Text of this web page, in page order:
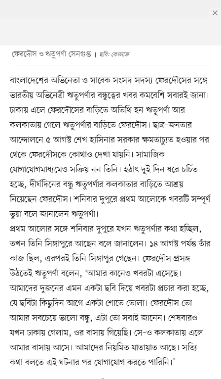
ফেরদৌস ও ঋতুপর্ণা সেনগুপ্ত ছবি: কোলাজ
বাংলাদেশের অভিনেতা ও সাবেক সংসদ সদস্য ফেরদৌসের সঙ্গে
ভারতীয় অভিনেত্রী ঋতুপর্ণার বন্ধুত্বের খবর কমবেশি সবারই জানা।
ঢাকায় এলে ফেরদৌসের বাড়িতে অতিথি হন ঋতুপর্ণা আর
কলকাতায় গেলে ঋতুপর্ণার বাড়িতে ফেরদৌস। ছাত্র–জনতার
আন্দোলনে ৫ আগস্ট শেখ হাসিনার সরকার ক্ষমতাচ্যুত হওয়ার পর
থেকে ফেরদৌসকে কোথাও দেখা যায়নি। সামাজিক
যোগাযোগমাধ্যমেও সক্রিয় নন তিনি। হঠাৎ দুই দিন ধরে চর্চিত
হচ্ছে, দীর্ঘদিনের বন্ধু ঋতুপর্ণার কলকাতার বাড়িতে আশ্রয়
নিয়েছেন ফেরদৌস। শনিবার দুপুরে প্রথম আলোকে খবরটি সম্পূর্ণ
ভুয়া বলে জানালেন ঋতুপর্ণা।
প্রথম আলোর সঙ্গে শনিবার দুপুরে যখন ঋতুপর্ণার কথা হচ্ছিল,
তখন তিনি সিঙ্গাপুরে আছেন বলে জানালেন। ১৪ আগস্ট পর্যন্ত তাঁর
কাজ ছিল, এরপরই তিনি সিঙ্গাপুর গেছেন। ফেরদৌস প্রসঙ্গ
উঠতেই ঋতুপর্ণা বলেন, ‘আমার কানেও খবরটা এসেছে।
আমাদের দুজনের এমন একটা ছবি দিয়ে খবরটা প্রচার করা হচ্ছে,
যে ছবিটা কিছুদিন আগে একটা শোতে তোলা। ফেরদৌস তো
আমার সবচেয়ে ভালো বন্ধু, এটা তো সবাই জানেন। শেষবারও
যখন ঢাকায় গেলাম, ওর বাসায় গিয়েছি। সে–ও কলকাতায় এলে
আমার বাসায় আসে। আমাদের নিয়মিত যাতায়াত আছে। সত্যি
কথা বলতে এই ঘটনার পর যোগাযোগ করতে পারিনি।’